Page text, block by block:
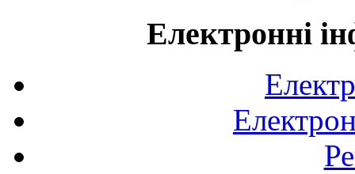
Електронні